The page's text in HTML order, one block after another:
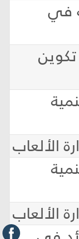
في
الألعاب
الألعاب